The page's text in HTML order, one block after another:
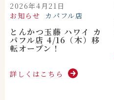
2026年4月21日
お知らせ
カパフル店
とんかつ玉藤 ハワイ カ
パフル店 4/16（木）移
転オープン！
詳しくはこちら